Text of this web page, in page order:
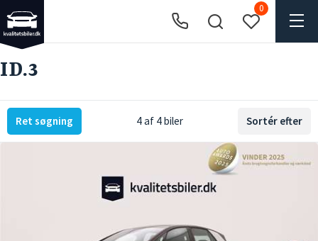
0
ID.3
Ret søgning 4 af 4 biler Sortér efter